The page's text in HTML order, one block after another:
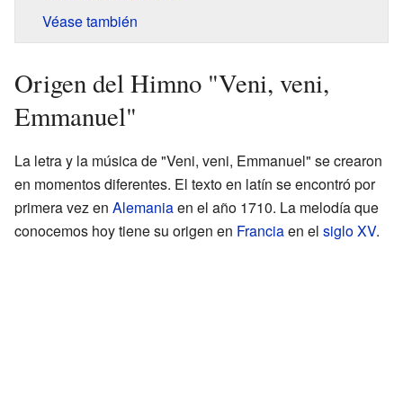
Véase también
Origen del Himno "Veni, veni,
Emmanuel"
La letra y la música de "Veni, veni, Emmanuel" se crearon
en momentos diferentes. El texto en latín se encontró por
primera vez en Alemaniaen el año 1710. La melodía que
conocemos hoy tiene su origen en Franciaen el siglo XV.